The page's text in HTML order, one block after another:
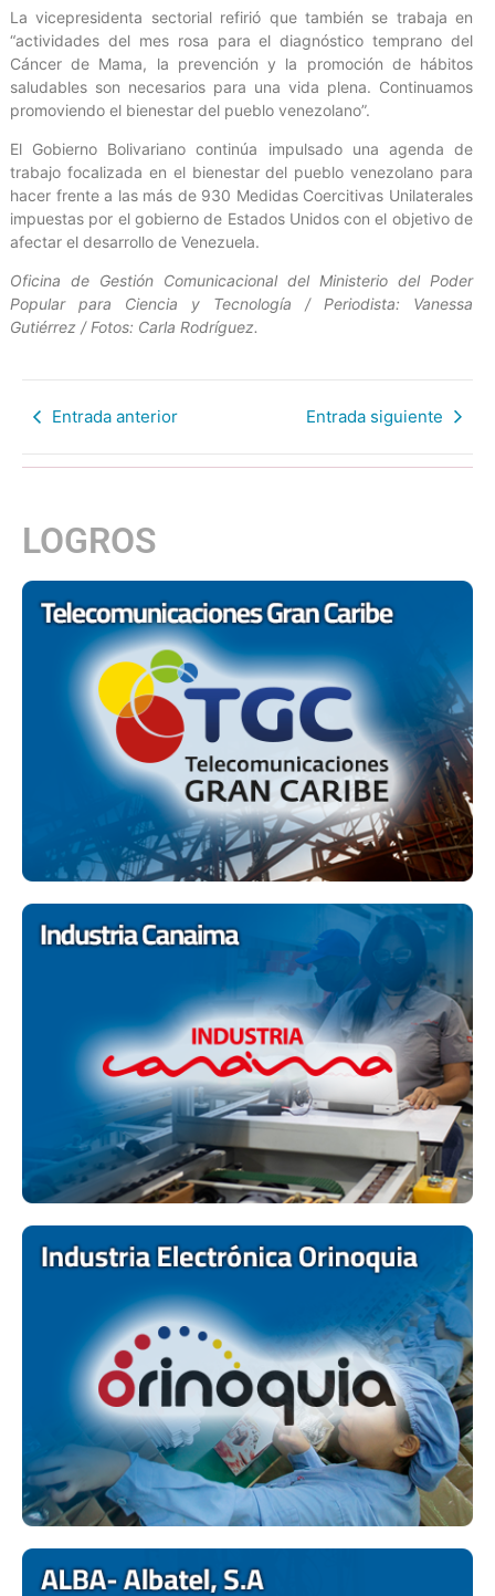
La vicepresidenta sectorial refirió que también se trabaja en
“actividades del mes rosa para el diagnóstico temprano del
Cáncer de Mama, la prevención y la promoción de hábitos
saludables son necesarios para una vida plena. Continuamos
promoviendo el bienestar del pueblo venezolano”.
El Gobierno Bolivariano continúa impulsado una agenda de
trabajo focalizada en el bienestar del pueblo venezolano para
hacer frente a las más de 930 Medidas Coercitivas Unilaterales
impuestas por el gobierno de Estados Unidos con el objetivo de
afectar el desarrollo de Venezuela.
Oficina de Gestión Comunicacional del Ministerio del Poder
Popular para Ciencia y Tecnología / Periodista: Vanessa
Gutiérrez / Fotos: Carla Rodríguez.
Entrada anterior Entrada siguiente
LOGROS